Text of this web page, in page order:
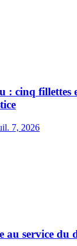
: cinq fillettes
7, 2026
au service du